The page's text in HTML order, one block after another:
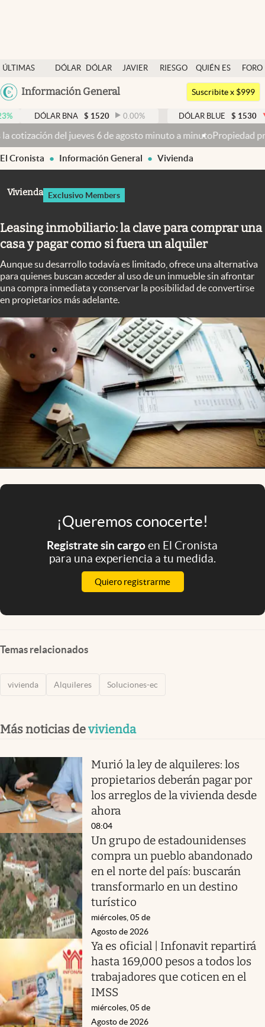
ÚLTIMAS
NOTICIAS
DÓLAR
DÓLAR
JAVIER
RIESGO
QUIÉN ES
QUIÉN
FORO
Argentina
México
USA
Información General
Dólar
Members
Economía y Política
Finanzas y Mercados
Mercados Online
Columnistas
Otras secciones
Apertura
Infotechnology
Clase
Clima
Eventos Corporativos
El Cronista Studio
abre en nueva pestaña
Argentina
Suscribite x $999
BNA $ 1520 0.00% DÓLAR BLUE $ 1530 -0.65%
agosto minuto a minuto Propiedad privada: con cruces y
El Cronista Información General Vivienda
Vivienda Exclusivo Members
Leasing inmobiliario: la clave para comprar una
casa y pagar como si fuera un alquiler
Aunque su desarrollo todavía es limitado, ofrece una alternativa
para quienes buscan acceder al uso de un inmueble sin afrontar
una compra inmediata y conservar la posibilidad de convertirse
en propietarios más adelante.
¡Queremos conocerte!
Registrate sin cargoen El Cronista
para una experiencia a tu medida.
Quiero registrarme
Temas relacionados
vivienda Alquileres Soluciones-ec
Más noticias devivienda
Murió la ley de alquileres: los
propietarios deberán pagar por
los arreglos de la vivienda desde
ahora
08:04
Un grupo de estadounidenses
compra un pueblo abandonado
en el norte del país: buscarán
transformarlo en un destino
turístico
miércoles, 05 de
Agosto de 2026
Ya es oficial | Infonavit repartirá
hasta 169,000 pesos a todos los
trabajadores que coticen en el
IMSS
miércoles, 05 de
Agosto de 2026